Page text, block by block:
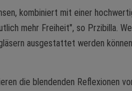
kombiniert mit einer
mehr Freiheit", so Przibilla.
ausgestattet werden
die blendenden Reflexionen